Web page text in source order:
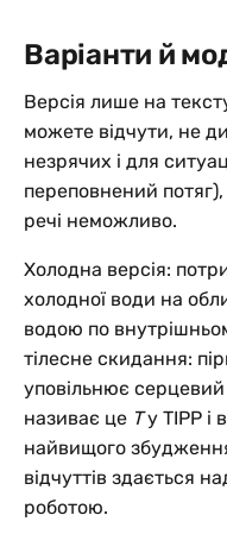
Варіанти й
Версія лише на
можете відчути, не
незрячих і для
переповнений
речі неможливо.
Холодна версія:
холодної води на
водою по
тілесне скидання:
уповільнює
називає це Tу TIPP і
найвищого
відчуттів здається
роботою.